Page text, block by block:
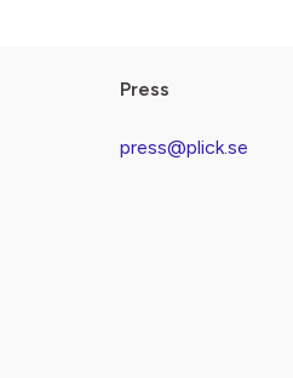
Press
press@plick.se